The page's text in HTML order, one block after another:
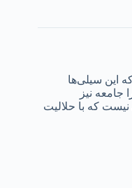
این سیلی‌ها
جامعه نیز
که با حلالیت